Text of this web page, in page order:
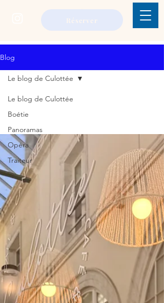
réserver
Blog
Le blog de Culottée
Boétie
Panoramas
Opéra
Traiteur
Le blog de Culottée